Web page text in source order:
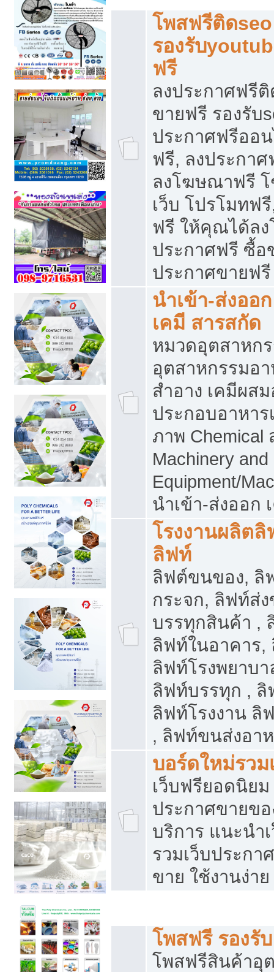
โพสฟรีติด
รองรับ
ฟรี
ลงประกาศฟรีติ
ขายฟรี รองรับ
ประกาศฟรีออ
ฟรี, ลงประกา
ลงโฆษณาฟรี
เว็บ โปรโมทฟ
ฟรี ให้คุณได้ล
ประกาศฟรี ซื้อ
ประกาศขายฟรี
นำเข้า-ส่งออ
เคมี สารสกัด
หมวดอุตสาหก
อุตสาหกรรมอา
สำอาง เคมีผส
ประกอบอาหาร
ภาพ Chemical
Machinery
Equipment/
นำเข้า-ส่งออก
โรงงานผลิต
ลิฟท์
ลิฟต์ขนของ, ลิ
กระจก, ลิฟท์ส่
บรรทุกสินค้า ,
ลิฟท์ในอาคาร,
ลิฟท์โรงพยาบ
ลิฟท์บรรทุก ,
ลิฟท์โรงงาน ลิ
, ลิฟท์ขนส่งอา
บอร์ดใหม่รว
เว็บฟรียอดนิย
ประกาศขายข
บริการ แนะนำ
รวมเว็บประกา
ขาย ใช้งานง่าย
โพสฟรี รองรั
โพสฟรีสินค้าอุ